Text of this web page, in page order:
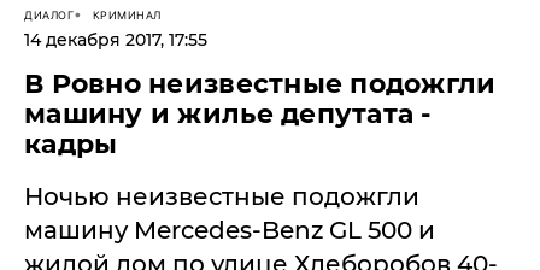
ДИАЛОГ КРИМИНАЛ
14 декабря 2017, 17:55
В Ровно неизвестные подожгли
машину и жилье депутата -
кадры
Ночью неизвестные подожгли
машину Mercedes-Benz GL 500 и
жилой дом по улице Хлеборобов 40-